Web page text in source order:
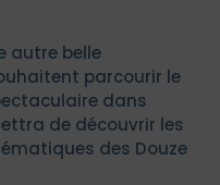
autre belle
parcourir le
dans
de découvrir les
des Douze